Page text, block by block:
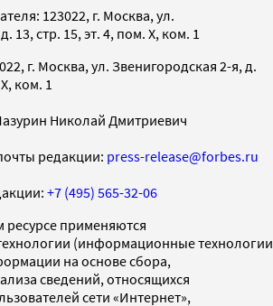
123022, г. Москва, ул.
13, стр. 15, эт. 4, пом. X, ком. 1
г. Москва, ул. Звенигородская 2-я, д.
ком. 1
Николай Дмитриевич
редакции: press-release@forbes.ru
+7 (495) 565-32-06
применяются
(информационные технологии
на основе сбора,
сведений, относящихся
сети «Интернет»,